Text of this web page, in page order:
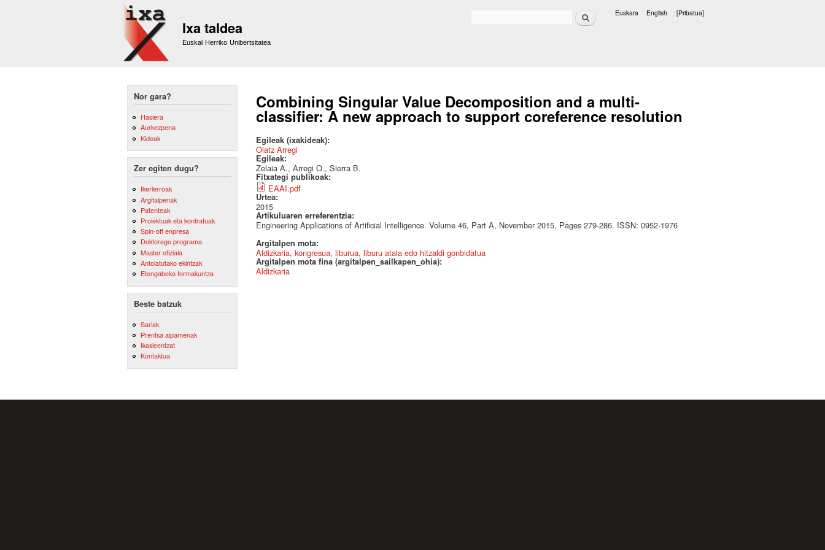
Ixa taldea
Euskal Herriko Unibertsitatea
Bilatu Euskara English [Pribatua]
Nor gara?
Hasiera
Aurkezpena
Kideak
Zer egiten dugu?
Ikerlerroak
Argitalpenak
Patenteak
Proiektuak eta kontratuak
Spin-off enpresa
Doktorego programa
Master ofiziala
Antolatutako ekintzak
Etengabeko formakuntza
Beste batzuk
Sariak
Prentsa aipamenak
Ikasleentzat
Kontaktua
Combining Singular Value Decomposition and a multi-
classifier: A new approach to support coreference resolution
Egileak (ixakideak):
Olatz Arregi
Egileak:
Zelaia A., Arregi O., Sierra B.
Fitxategi publikoak:
EAAI.pdf
Urtea:
2015
Artikuluaren erreferentzia:
Engineering Applications of Artificial Intelligence. Volume 46, Part A, November 2015, Pages 279-286. ISSN: 0952-1976
Argitalpen mota:
Aldizkaria, kongresua, liburua, liburu atala edo hitzaldi gonbidatua
Argitalpen mota fina (argitalpen_sailkapen_ohia):
Aldizkaria